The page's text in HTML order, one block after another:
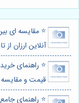
⭐️ مقایسه ای
آنلاین ارزان از
⭐️ راهنمای
قیمت و مقایسه
⭐️ راهنمای